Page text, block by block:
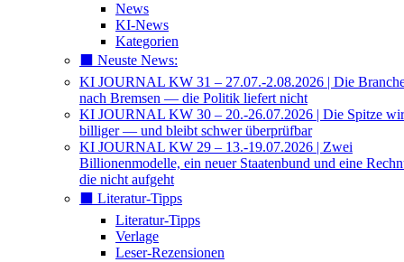
News
KI-News
Kategorien
⬛️ Neuste News:
KI JOURNAL KW 31 – 27.07.-2.08.2026 | Die
nach Bremsen — die Politik liefert nicht
KI JOURNAL KW 30 – 20.-26.07.2026 | Die Spitze
billiger — und bleibt schwer überprüfbar
KI JOURNAL KW 29 – 13.-19.07.2026 | Zwei
Billionenmodelle, ein neuer Staatenbund und eine
die nicht aufgeht
⬛️ Literatur-Tipps
Literatur-Tipps
Verlage
Leser-Rezensionen